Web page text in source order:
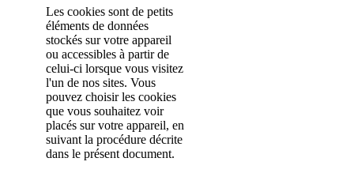
Les cookies sont de petits
éléments de données
stockés sur votre appareil
ou accessibles à partir de
celui-ci lorsque vous visitez
l'un de nos sites. Vous
pouvez choisir les cookies
que vous souhaitez voir
placés sur votre appareil, en
suivant la procédure décrite
dans le présent document.